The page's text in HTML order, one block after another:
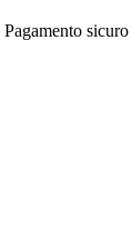
Pagamento sicuro